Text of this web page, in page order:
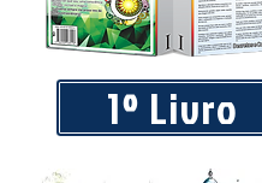
Praça 04 de Julho
1º Livro